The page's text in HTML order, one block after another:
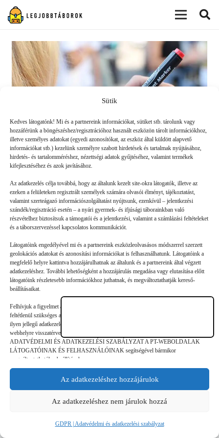
Sütik
Kedves látogatónk! Mi és a partnereink információkat, sütiket stb. tárolunk vagy
hozzáférünk a böngészéshez/regisztrációhoz használt eszközön tárolt információkhoz,
illetve személyes adatokat (egyedi azonosítókat, az eszköz által küldött alapvető
információkat stb.) kezelünk személyre szabott hirdetések és tartalmak nyújtásához,
hirdetés- és tartalomméréshez, nézettségi adatok gyűjtéséhez, valamint termékek
kifejlesztéséhez és azok javításához.
Az adatkezelés célja továbbá, hogy az általunk kezelt site-okra látogatók, illetve az
ezeken a felületeken regisztrált személyek számára olvasói élményt, tájékoztatást,
valamint szerteágazó információszolgáltatást nyújtsunk, ezenkívül – jelentkezési
szándék/regisztráció esetén – a nyári gyermek- és ifjúsági táborainkban való
részvételhez biztosítsuk a támogatói és a jelentkezési, valamint a számlázási feltételeket
és a táborszervezéssel kapcsolatos kommunikációt.
Látogatóink engedélyével mi és a partnereink eszközleolvasásos módszerrel szerzett
geolokációs adatokat és azonosítási információkat is felhasználhatunk. Látogatóink a
megfelelő helyre kattintva hozzájárulhatnak az általunk és a partnereink által végzett
adatkezeléshez. További lehetőségként a hozzájárulás megadása vagy elutasítása előtt
látogatóink részletesebb információkhoz juthatnak, és megváltoztathatják kereső-
beállításaikat.
Felhívjuk a figyelmet arra, hogy a személyes adatok bizonyos kezeléséhez nem
feltétlenül szükséges az érintett hozzájárulása, akinek azonban jogában áll tiltakozni az
ilyen jellegű adatkezelés ellen. A beállítások csak erre a weboldalra érvényesek. Erre a
webhelyre visszatérve vagy az ADATKEZELÉSI TÁJÉKOZTATÓ,
ADATVÉDELMI ÉS ADATKEZELÉSI SZABÁLYZAT A PT-WEBOLDALAK
LÁTOGATÓINAK ÉS FELHASZNÁLÓINAK segítségével bármikor
megváltoztathatók a beállítások.
Az adatkezeléshez hozzájárulok
Az adatkezeléshez nem járulok hozzá
GDPR | Adatvédelmi és adatkezelési szabályzat
Az öt legviccesebb angol szó
SZEKCIÓ 2020. 06. 17.
Papundekli, gezemice, kekeckedik, nyüzüge, kotnyeleskedik,
amelyeket méltatlanul keveset használunk. Habár az angol
nyelvet gyakran minősítik felszínesnek és leegyszerűsítőnek –
pláne a magyarhoz képest –,…
©
legjobbtaborok.hu
szabályzat